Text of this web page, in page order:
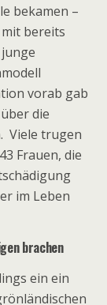
bekamen –
bereits
vorab gab
die
Viele trugen
Frauen, die
im Leben
brachen
ein ein